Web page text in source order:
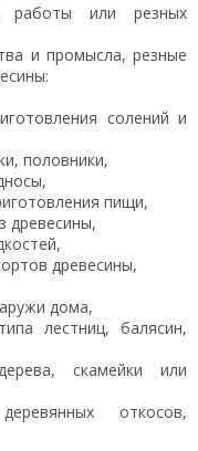
работы или резных
и промысла, резные
солений и
половники,
пищи,
древесины,
древесины,
дома,
лестниц, балясин,
скамейки или
откосов,